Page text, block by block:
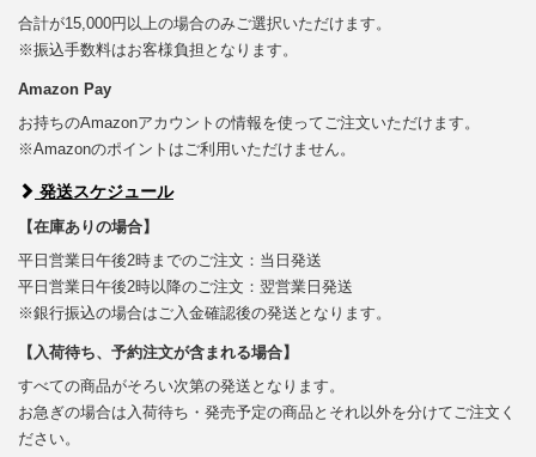
合計が15,000円以上の場合のみご選択いただけます。
※振込手数料はお客様負担となります。
Amazon Pay
お持ちのAmazonアカウントの情報を使ってご注文いただけます。
※Amazonのポイントはご利用いただけません。
発送スケジュール
【在庫ありの場合】
平日営業日午後2時までのご注文：当日発送
平日営業日午後2時以降のご注文：翌営業日発送
※銀行振込の場合はご入金確認後の発送となります。
【入荷待ち、予約注文が含まれる場合】
すべての商品がそろい次第の発送となります。
お急ぎの場合は入荷待ち・発売予定の商品とそれ以外を分けてご注文く
ださい。